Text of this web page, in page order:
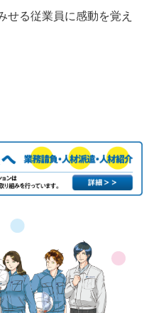
せる従業員に感動を覚え